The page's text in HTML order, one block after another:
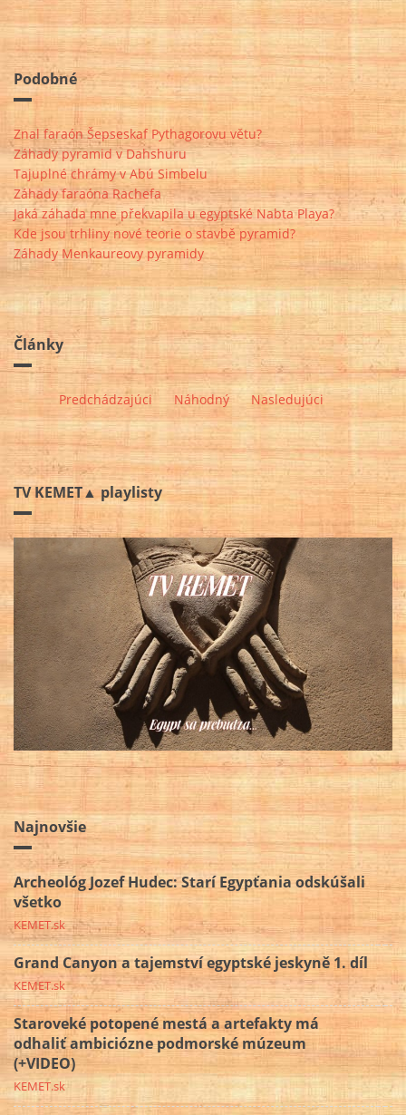
Podobné
Znal faraón Šepseskaf Pythagorovu větu?
Záhady pyramid v Dahshuru
Tajuplné chrámy v Abú Simbelu
Záhady faraóna Rachefa
Jaká záhada mne překvapila u egyptské Nabta Playa?
Kde jsou trhliny nové teorie o stavbě pyramid?
Záhady Menkaureovy pyramidy
Články
Predchádzajúci Náhodný Nasledujúci
TV KEMET▲ playlisty
Najnovšie
Archeológ Jozef Hudec: Starí Egypťania odskúšali
všetko
KEMET.sk
Grand Canyon a tajemství egyptské jeskyně 1. díl
KEMET.sk
Staroveké potopené mestá a artefakty má
odhaliť ambiciózne podmorské múzeum
(+VIDEO)
KEMET.sk